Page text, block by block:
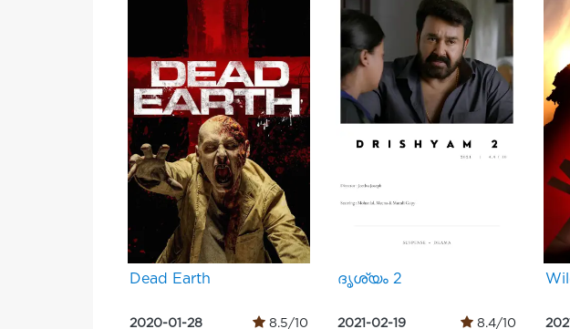
Dead Earth
2020-01-28 8.5/10
ദൃശ്യം 2
2021-02-19 8.4/10